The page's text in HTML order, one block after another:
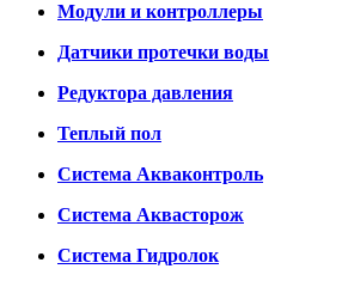
Модули и контроллеры
Датчики протечки воды
Редуктора давления
Теплый пол
Система Акваконтроль
Система Аквасторож
Система Гидролок